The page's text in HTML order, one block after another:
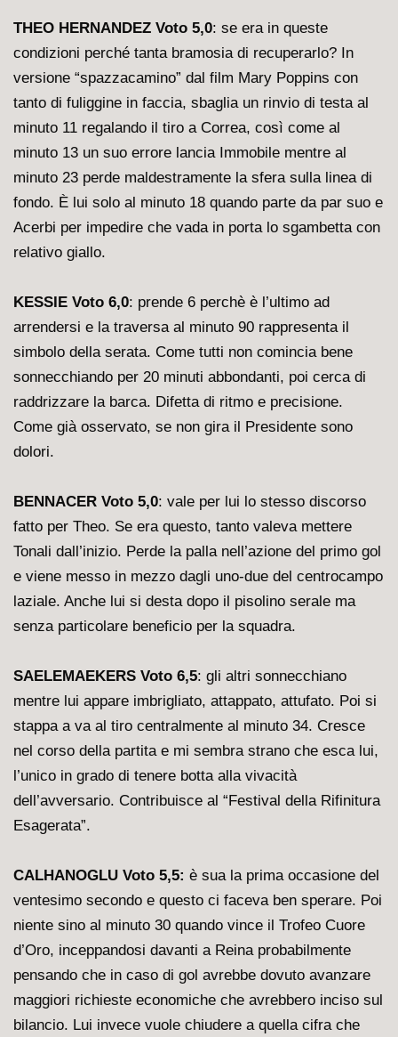
THEO HERNANDEZ Voto 5,0: se era in queste
condizioni perché tanta bramosia di recuperarlo? In
versione “spazzacamino” dal film Mary Poppins con
tanto di fuliggine in faccia, sbaglia un rinvio di testa al
minuto 11 regalando il tiro a Correa, così come al
minuto 13 un suo errore lancia Immobile mentre al
minuto 23 perde maldestramente la sfera sulla linea di
fondo. È lui solo al minuto 18 quando parte da par suo e
Acerbi per impedire che vada in porta lo sgambetta con
relativo giallo.
KESSIE Voto 6,0: prende 6 perchè è l’ultimo ad
arrendersi e la traversa al minuto 90 rappresenta il
simbolo della serata. Come tutti non comincia bene
sonnecchiando per 20 minuti abbondanti, poi cerca di
raddrizzare la barca. Difetta di ritmo e precisione.
Come già osservato, se non gira il Presidente sono
dolori.
BENNACER Voto 5,0: vale per lui lo stesso discorso
fatto per Theo. Se era questo, tanto valeva mettere
Tonali dall’inizio. Perde la palla nell’azione del primo gol
e viene messo in mezzo dagli uno-due del centrocampo
laziale. Anche lui si desta dopo il pisolino serale ma
senza particolare beneficio per la squadra.
SAELEMAEKERS Voto 6,5: gli altri sonnecchiano
mentre lui appare imbrigliato, attappato, attufato. Poi si
stappa a va al tiro centralmente al minuto 34. Cresce
nel corso della partita e mi sembra strano che esca lui,
l’unico in grado di tenere botta alla vivacità
dell’avversario. Contribuisce al “Festival della Rifinitura
Esagerata”.
CALHANOGLU Voto 5,5: è sua la prima occasione del
ventesimo secondo e questo ci faceva ben sperare. Poi
niente sino al minuto 30 quando vince il Trofeo Cuore
d’Oro, inceppandosi davanti a Reina probabilmente
pensando che in caso di gol avrebbe dovuto avanzare
maggiori richieste economiche che avrebbero inciso sul
bilancio. Lui invece vuole chiudere a quella cifra che